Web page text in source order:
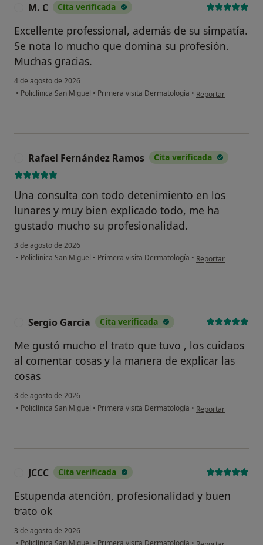
M. C Cita verificada
Excellente professional, además de su simpatía.
Se nota lo mucho que domina su profesión.
Muchas gracias.
4 de agosto de 2026
• Policlínica San Miguel • Primera visita Dermatología • en opinión del
Reportar
Rafael Fernández Ramos Cita verificada
Una consulta con todo detenimiento en los
lunares y muy bien explicado todo, me ha
gustado mucho su profesionalidad.
3 de agosto de 2026
• Policlínica San Miguel • Primera visita Dermatología • en opinión del
Reportar
Sergio Garcia Cita verificada
Me gustó mucho el trato que tuvo , los cuidaos
al comentar cosas y la manera de explicar las
cosas
3 de agosto de 2026
• Policlínica San Miguel • Primera visita Dermatología • en opinión del
Reportar
JCCC Cita verificada
Estupenda atención, profesionalidad y buen
trato ok
3 de agosto de 2026
• Policlínica San Miguel • Primera visita Dermatología • en opinión del